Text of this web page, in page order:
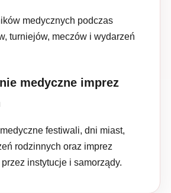
medycznych podczas
turniejów, meczów i wydarzeń
medyczne imprez
festiwali, dni miast,
rodzinnych oraz imprez
instytucje i samorządy.